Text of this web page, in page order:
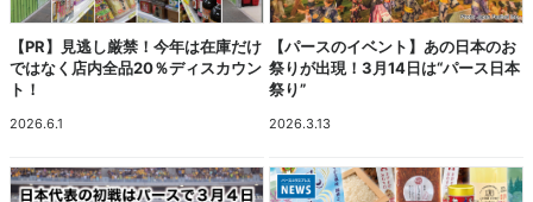
【PR】見逃し厳禁！今年は在庫だけ
ではなく店内全品20％ディスカウン
ト！
2026.6.1
【パースのイベント】あの日本のお
祭りが出現！3月14日は“パース日本
祭り”
2026.3.13